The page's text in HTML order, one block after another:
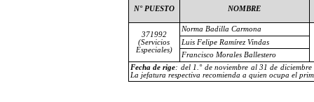
N° PUESTO NOMBRE
371992
(Servicios
Especiales)
Norma Badilla Carmona
Luis Felipe Ramírez Vindas
Francisco Morales Ballestero
Fecha de rige: del 1.° de noviembre al 31 de
La jefatura respectiva recomienda a quien ocupa el